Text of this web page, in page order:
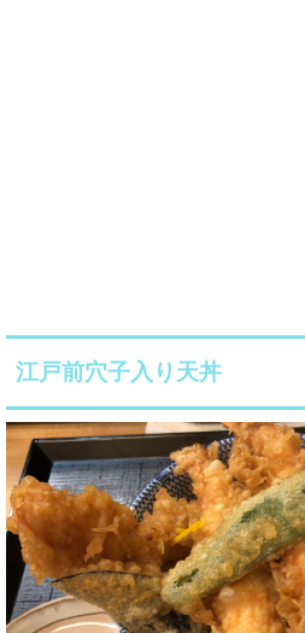
江戸前穴子入り天丼